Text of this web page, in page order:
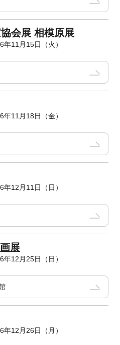
会展 相模原展
11月15日（火）
11月18日（金）
12月11日（日）
展
12月25日（日）
12月26日（月）